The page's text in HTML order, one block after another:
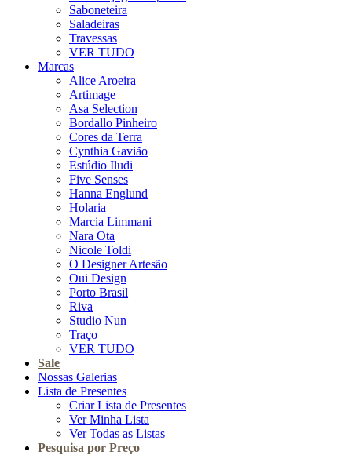
Saboneteira
Saladeiras
Travessas
VER TUDO
Marcas
Alice Aroeira
Artimage
Asa Selection
Bordallo Pinheiro
Cores da Terra
Cynthia Gavião
Estúdio Iludi
Five Senses
Hanna Englund
Holaria
Marcia Limmani
Nara Ota
Nicole Toldi
O Designer Artesão
Oui Design
Porto Brasil
Riva
Studio Nun
Traço
VER TUDO
Sale
Nossas Galerias
Lista de Presentes
Criar Lista de Presentes
Ver Minha Lista
Ver Todas as Listas
Pesquisa por Preço